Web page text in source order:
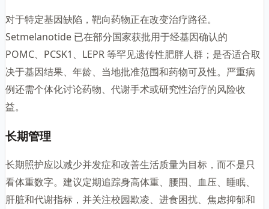
对于特定基因缺陷，靶向药物正在改变治疗路径。
Setmelanotide 已在部分国家获批用于经基因确认的
POMC、PCSK1、LEPR 等罕见遗传性肥胖人群；是否适合取
决于基因结果、年龄、当地批准范围和药物可及性。严重病
例还需个体化讨论药物、代谢手术或研究性治疗的风险收
益。
长期管理
长期照护应以减少并发症和改善生活质量为目标，而不是只
看体重数字。建议定期追踪身高体重、腰围、血压、睡眠、
肝脏和代谢指标，并关注校园欺凌、进食困扰、焦虑抑郁和